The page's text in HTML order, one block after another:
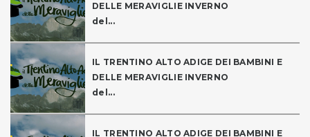
DELLE MERAVIGLIE INVERNO
del...
IL TRENTINO ALTO ADIGE DEI BAMBINI E
DELLE MERAVIGLIE INVERNO
del...
IL TRENTINO ALTO ADIGE DEI BAMBINI E